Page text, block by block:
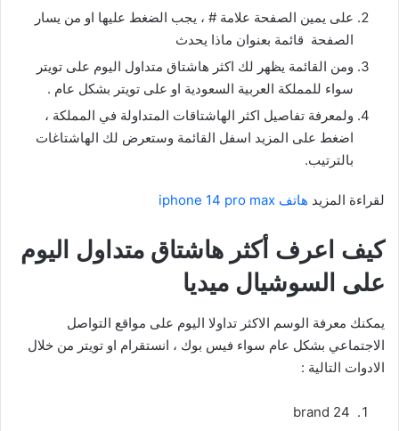
على يمين الصفحة علامة # ، يجب الضغط عليها او من يسار
الصفحة قائمة بعنوان ماذا يحدث
ومن القائمة يظهر لك اكثر هاشتاق متداول اليوم على تويتر
سواء للمملكة العربية السعودية او على تويتر بشكل عام .
ولمعرفة تفاصيل اكثر الهاشتاقات المتداولة في المملكة ،
اضغط على المزيد اسفل القائمة وستعرض لك الهاشتاغات
بالترتيب.
لقراءة المزيد هاتف iphone 14 pro max
كيف اعرف أكثر هاشتاق متداول اليوم
على السوشيال ميديا
يمكنك معرفة الوسم الاكثر تداولا اليوم على مواقع التواصل
الاجتماعي بشكل عام سواء فيس بوك ، انستقرام او تويتر من خلال
الادوات التالية :